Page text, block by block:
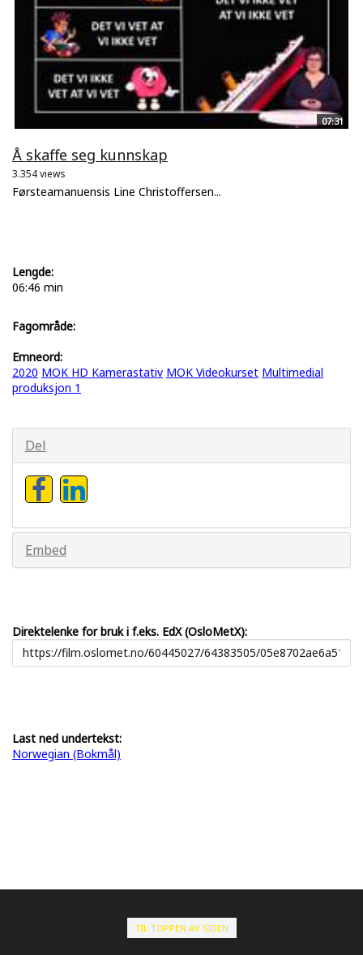
07:31
Å skaffe seg kunnskap
3.354 views
Førsteamanuensis Line Christoffersen...
Lengde:
06:46 min
Fagområde:
Emneord:
2020 MOK HD Kamerastativ MOK Videokurset Multimedial
produksjon 1
Del
Embed
Direktelenke for bruk i f.eks. EdX (OsloMetX):
Last ned undertekst:
Norwegian (Bokmål)
TIL TOPPEN AV SIDEN